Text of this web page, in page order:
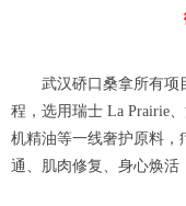
武汉硚口桑拿所有项
程，选用瑞士 La Prairie
机精油等一线奢护原料，
通、肌肉修复、身心焕活